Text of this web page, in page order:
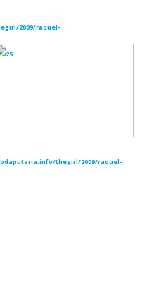
2009/raquel-
thegirl/2009/raquel-